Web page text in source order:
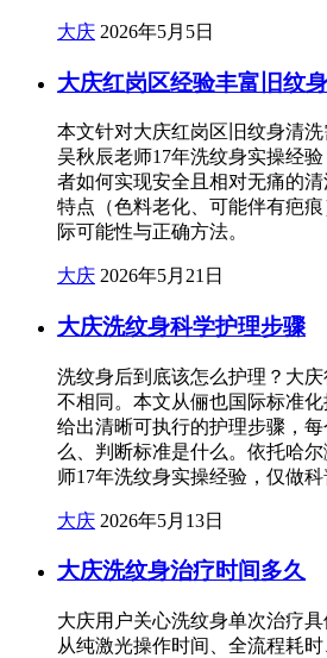
大庆 2026年5月5日
大庆红岗区经验丰富旧纹
本文针对大庆红岗区旧纹身清
吴秋辰老师17年洗纹身实操经
者如何实现安全且相对无痛的
特点（色料老化、可能伴有疤
际可能性与正确方法。
大庆 2026年5月21日
大庆洗纹身科学护理步骤
洗纹身后到底该怎么护理？大
不相同。本文从俪也国际标准
给出清晰可执行的护理步骤，
么、判断标准是什么。依托哈
师17年洗纹身实操经验，仅做科
大庆 2026年5月13日
大庆洗纹身治疗时间多久
大庆用户关心洗纹身单次治疗
从纯激光操作时间、全流程耗